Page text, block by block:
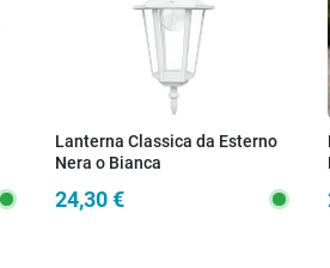
Lanterna Classica da Esterno
Nera o Bianca
24,30 €